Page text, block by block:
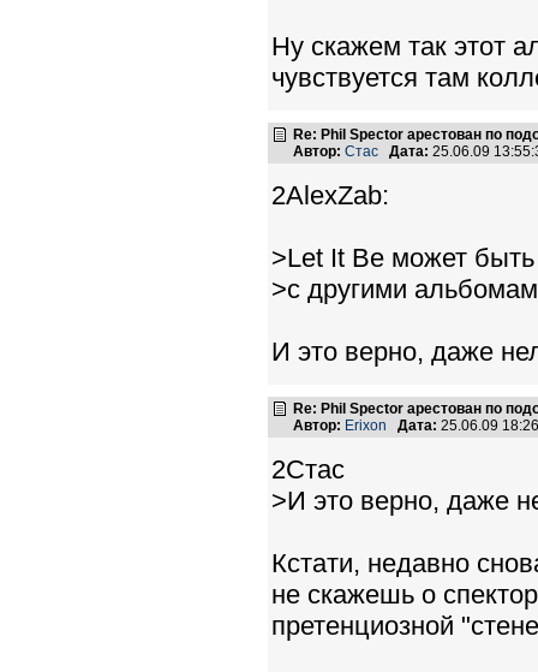
Ну скажем так этот
чувствуется там
Re: Phil Spector арестован по
Автор: Стас Дата: 25.06.09
2AlexZab:
>Let It Be может
>с другими
И это верно, даже
Re: Phil Spector арестован по
Автор: Erixon Дата: 25.06.09
2Стас
>И это верно, даже
Кстати, недавно
не скажешь о
претенциозной